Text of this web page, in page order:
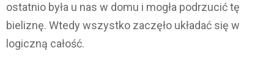
ostatnio była u nas w domu i mogła podrzucić tę
bieliznę. Wtedy wszystko zaczęło układać się w
logiczną całość.